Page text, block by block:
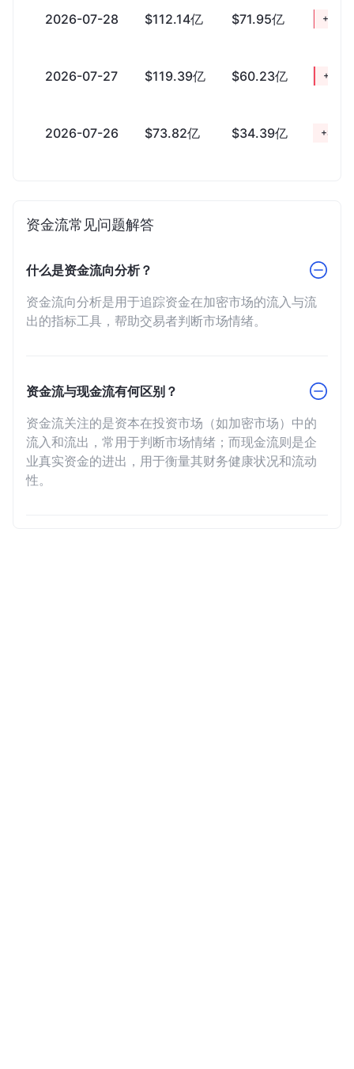
2026-07-28 $112.14亿 $71.95亿
2026-07-27 $119.39亿 $60.23亿
2026-07-26 $73.82亿 $34.39亿
资金流常见问题解答
什么是资金流向分析？
资金流向分析是用于追踪资金在加密市场的流入与流
出的指标工具，帮助交易者判断市场情绪。
资金流与现金流有何区别？
资金流关注的是资本在投资市场（如加密市场）中的
流入和流出，常用于判断市场情绪；而现金流则是企
业真实资金的进出，用于衡量其财务健康状况和流动
性。